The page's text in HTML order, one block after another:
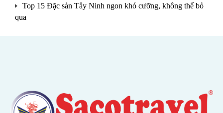
Top 15 Đặc sản Tây Ninh ngon khó cưỡng, không thể bỏ
qua